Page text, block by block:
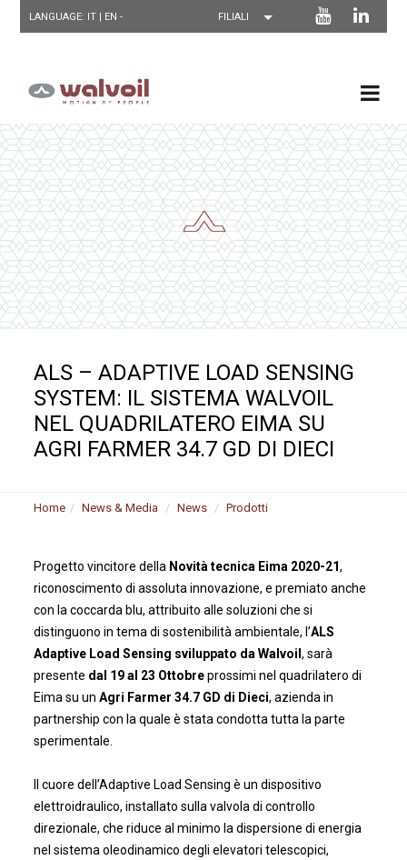
LANGUAGE: IT | EN-
ALS – ADAPTIVE LOAD SENSING
SYSTEM: IL SISTEMA WALVOIL
NEL QUADRILATERO EIMA SU
AGRI FARMER 34.7 GD DI DIECI
Home News & Media News Prodotti
Progetto vincitore della Novità tecnica Eima 2020-21,
riconoscimento di assoluta innovazione, e premiato anche
con la coccarda blu, attribuito alle soluzioni che si
distinguono in tema di sostenibilità ambientale, l’ALS
Adaptive Load Sensing sviluppato da Walvoil, sarà
presente dal 19 al 23 Ottobreprossimi nel quadrilatero di
Eima su unAgri Farmer 34.7 GD di Dieci, azienda in
partnership con la quale è stata condotta tutta la parte
sperimentale.
Il cuore dell’Adaptive Load Sensing è un dispositivo
elettroidraulico, installato sulla valvola di controllo
direzionale, che riduce al minimo la dispersione di energia
nel sistema oleodinamico degli elevatori telescopici,